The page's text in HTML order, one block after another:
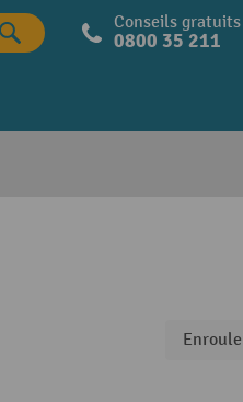
Conseils gratuits
0800 35 211